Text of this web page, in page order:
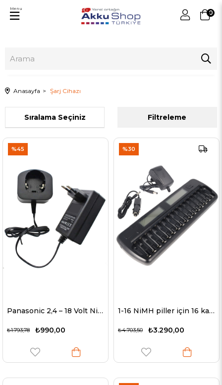
0
Menu
Anasayfa Şarj Cihazı
Filtreleme
Sıralama
Panasonic 2,4 – 18 Volt NiMH Aküsü İçin Uyumlu Şarj Cihazı
₺990,00
₺1.793,78
%45
1-16 NiMH piller için 16 kat hızlı şarj cihazı AA, AAA
₺3.290,00
₺4.703,50
%30